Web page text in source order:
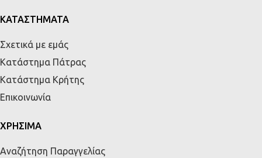
ΚΑΤΑΣΤΗΜΑΤΑ
Σχετικά με εμάς
Κατάστημα Πάτρας
Κατάστημα Κρήτης
Επικοινωνία
ΧΡΗΣΙΜΑ
Αναζήτηση Παραγγελίας